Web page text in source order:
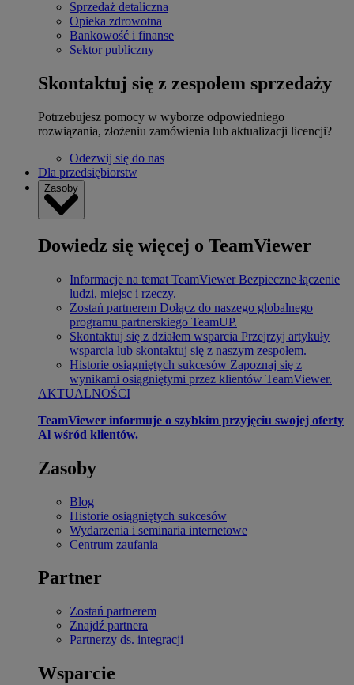
Sprzedaż detaliczna
Opieka zdrowotna
Bankowość i finanse
Sektor publiczny
Skontaktuj się z zespołem sprzedaży
Potrzebujesz pomocy w wyborze odpowiedniego
rozwiązania, złożeniu zamówienia lub aktualizacji licencji?
Odezwij się do nas
Dla przedsiębiorstw
Zasoby
Dowiedz się więcej o TeamViewer
Informacje na temat TeamViewer Bezpieczne łączenie
ludzi, miejsc i rzeczy.
Zostań partnerem Dołącz do naszego globalnego
programu partnerskiego TeamUP.
Skontaktuj się z działem wsparcia Przejrzyj artykuły
wsparcia lub skontaktuj się z naszym zespołem.
Historie osiągniętych sukcesów Zapoznaj się z
wynikami osiągniętymi przez klientów TeamViewer.
AKTUALNOŚCI
TeamViewer informuje o szybkim przyjęciu swojej oferty
Al wśród klientów.
Zasoby
Blog
Historie osiągniętych sukcesów
Wydarzenia i seminaria internetowe
Centrum zaufania
Partner
Zostań partnerem
Znajdź partnera
Partnerzy ds. integracji
Wsparcie